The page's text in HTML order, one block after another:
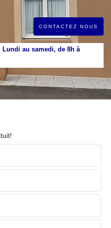
CONTACTEZ NOUS
au samedi, de 8h à